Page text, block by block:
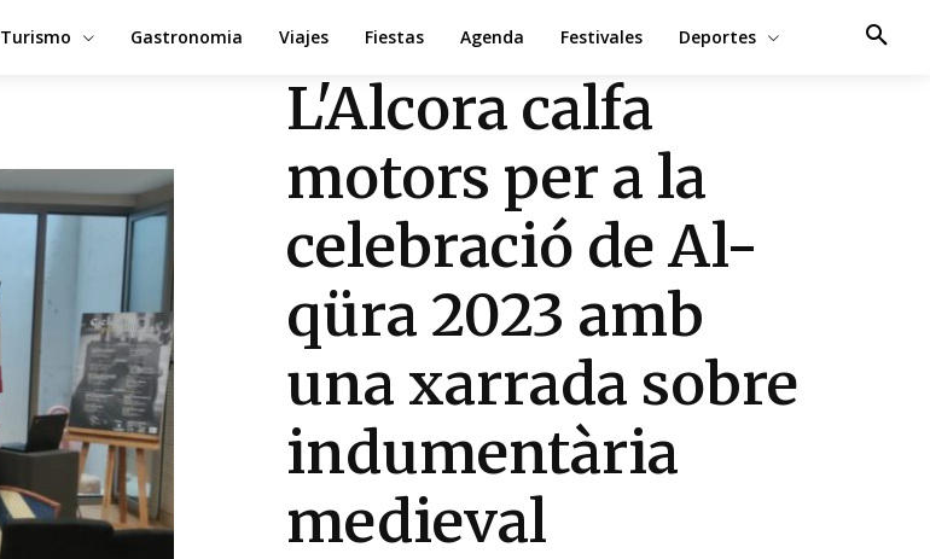
Turismo Gastronomia Viajes Fiestas Agenda Festivales Deportes
L'Alcora calfa
motors per a la
celebració de Al-
qüra 2023 amb
una xarrada sobre
indumentària
medieval